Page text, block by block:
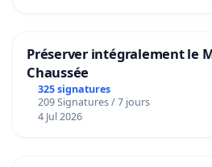
Préserver intégralement le
Chaussée
325 signatures
209 Signatures / 7 jours
4 Jul 2026